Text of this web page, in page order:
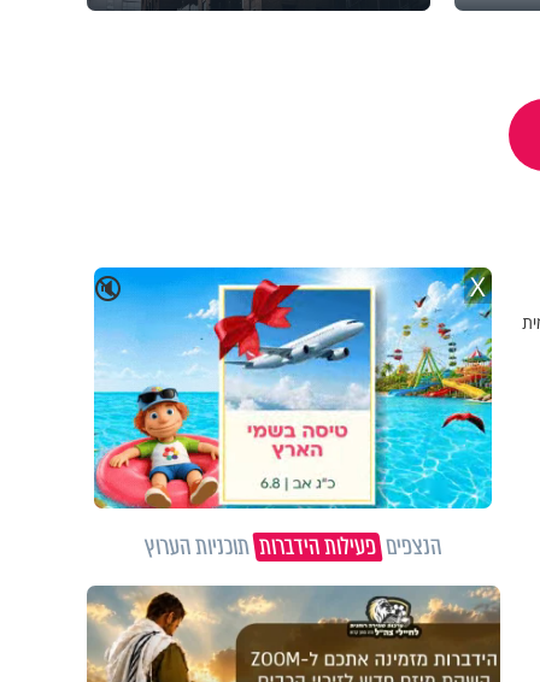
🔇 X
הנצפיםפעילות הידברותתוכניות הערוץ